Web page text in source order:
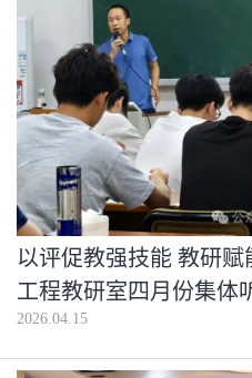
以评促教强技能 教研
工程教研室四月份集体
2026.04.15